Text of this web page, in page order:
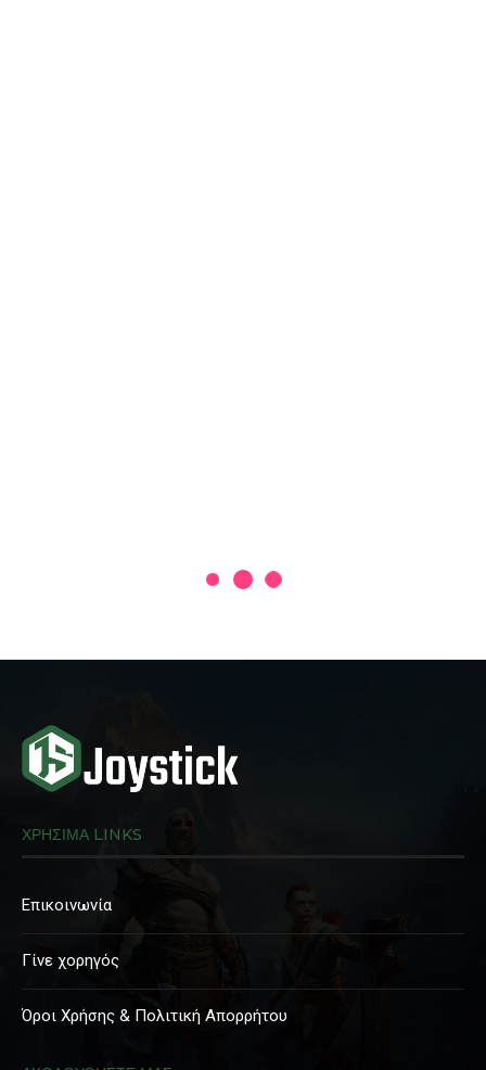
ΧΡΗΣΙΜΑ LINKS
Επικοινωνία
Γίνε χορηγός
Όροι Χρήσης & Πολιτική Απορρήτου